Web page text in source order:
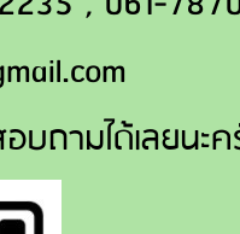
ถามได้เลยนะ